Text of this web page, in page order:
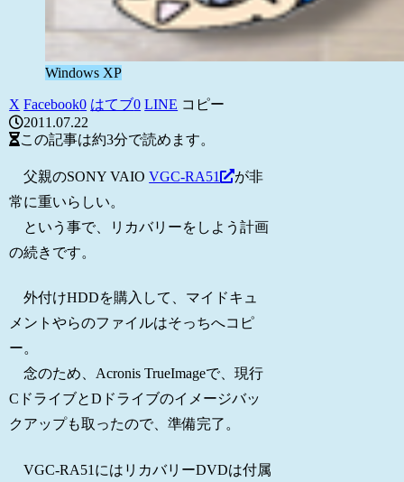
Windows XP
X Facebook0 はてブ0 LINE コピー
2011.07.22
この記事は約3分で読めます。
父親のSONY VAIOVGC-RA51
が非
常に重いらしい。
という事で、リカバリーをしよう計画
の続きです。
外付けHDDを購入して、マイドキュ
メントやらのファイルはそっちへコピ
ー。
念のため、Acronis TrueImageで、現行
CドライブとDドライブのイメージバッ
クアップも取ったので、準備完了。
VGC-RA51にはリカバリーDVDは付属